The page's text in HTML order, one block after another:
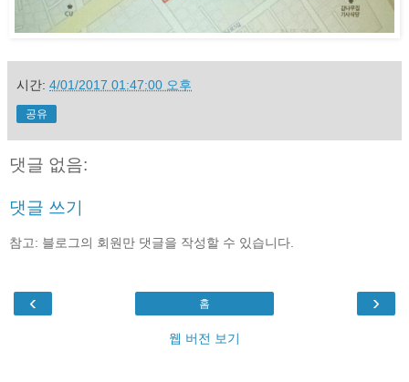
시간: 4/01/2017 01:47:00 오후
공유
댓글 없음:
댓글 쓰기
참고: 블로그의 회원만 댓글을 작성할 수 있습니다.
‹ ›
홈
웹 버전 보기